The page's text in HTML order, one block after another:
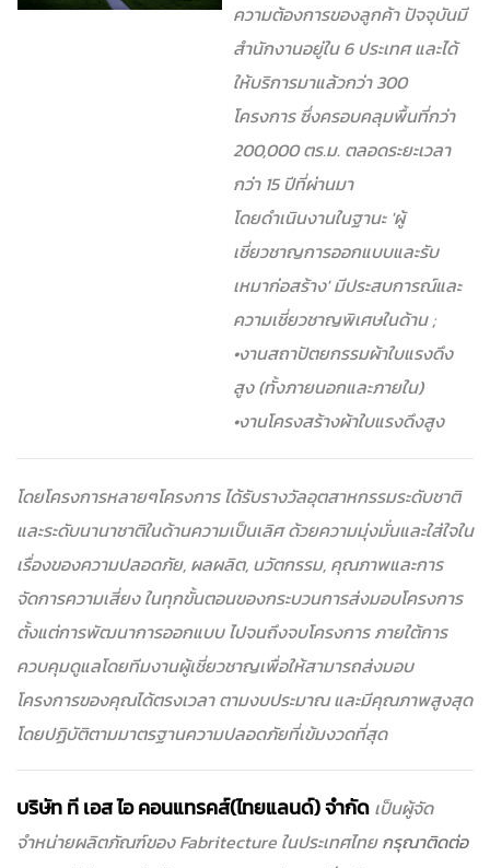
ความต้องการของลูกค้า ปัจจุบันมี
สำนักงานอยู่ใน 6 ประเทศ และได้
ให้บริการมาแล้วกว่า 300
โครงการ ซึ่งครอบคลุมพื้นที่กว่า
200,000 ตร.ม. ตลอดระยะเวลา
กว่า 15 ปีที่ผ่านมา
โดยดำเนินงานในฐานะ ′ผู้
เชี่ยวชาญการออกแบบและรับ
เหมาก่อสร้าง′ มีประสบการณ์และ
ความเชี่ยวชาญพิเศษในด้าน ;
•งานสถาปัตยกรรมผ้าใบแรงดึง
สูง (ทั้งภายนอกและภายใน)
•งานโครงสร้างผ้าใบแรงดึงสูง
โดยโครงการหลายๆโครงการ ได้รับรางวัลอุตสาหกรรมระดับชาติ
และระดับนานาชาติในด้านความเป็นเลิศ ด้วยความมุ่งมั่นและใส่ใจใน
เรื่องของความปลอดภัย, ผลผลิต, นวัตกรรม, คุณภาพและการ
จัดการความเสี่ยง ในทุกขั้นตอนของกระบวนการส่งมอบโครงการ
ตั้งแต่การพัฒนาการออกแบบ ไปจนถึงจบโครงการ ภายใต้การ
ควบคุมดูแลโดยทีมงานผู้เชี่ยวชาญเพื่อให้สามารถส่งมอบ
โครงการของคุณได้ตรงเวลา ตามงบประมาณ และมีคุณภาพสูงสุด
โดยปฏิบัติตามมาตรฐานความปลอดภัยที่เข้มงวดที่สุด
บริษัท ที เอส ไอ คอนแทรคส์(ไทยแลนด์) จำกัด เป็นผู้จัด
จำหน่ายผลิตภัณฑ์ของ Fabritecture ในประเทศไทยกรุณาติดต่อ